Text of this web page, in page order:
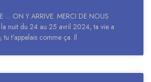
… ON Y ARRIVE. MERCI DE NOUS
la nuit du 24 au 25 avril 2024, ta vie a
tu t’appelais comme ça. Il